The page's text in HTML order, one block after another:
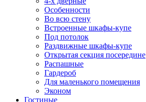
Особенности
Во всю стену
Встроенные шкафы-купе
Под потолок
Раздвижные шкафы-купе
Открытая секция посередине
Распашные
Гардероб
Для маленького помещения
Эконом
Гостиные